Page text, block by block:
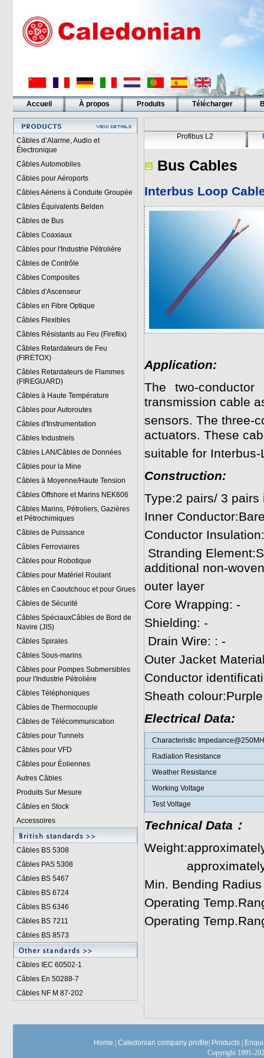
Accueil À propos Produits Télécharger
Liens
Câbles d’Alarme, Audio et
Électronique
Câbles Automobiles
Câbles pour Aéroports
Câbles Aériens à Conduite Groupée
Câbles Équivalents Belden
Câbles de Bus
Câbles Coaxiaux
Câbles pour l'Industrie Pétrolière
Câbles de Contrôle
Câbles Composites
Câbles d'Ascenseur
Câbles en Fibre Optique
Câbles Flexibles
Câbles Résistants au Feu (Fireflix)
Câbles Retardateurs de Feu
(FIRETOX)
Câbles Retardateurs de Flammes
(FIREGUARD)
Câbles à Haute Température
Câbles pour Autoroutes
Câbles d'Instrumentation
Câbles Industriels
Câbles LAN/Câbles de Données
Câbles pour la Mine
Câbles à Moyenne/Haute Tension
Câbles Offshore et Marins NEK606
Câbles Marins, Pétroliers, Gazières
et Pétrochimiques
Câbles de Puissance
Câbles Ferroviaires
Câbles pour Robotique
Câbles pour Matériel Roulant
Câbles en Caoutchouc et pour Grues
Câbles de Sécurité
Câbles SpéciauxCâbles de Bord de
Navire (JIS)
Câbles Spirales
Câbles Sous-marins
Câbles pour Pompes Submersibles
pour l'Industrie Pétrolière
Câbles Téléphoniques
Câbles de Thermocouple
Câbles de Télécommunication
Câbles pour Tunnels
Câbles pour VFD
Câbles pour Éoliennes
Autres Câbles
Produits Sur Mesure
Câbles en Stock
Accessoires
Câbles BS 5308
Câbles PAS 5308
Câbles BS 5467
Câbles BS 6724
Câbles BS 6346
Câbles BS 7211
Câbles BS 8573
Câbles IEC 60502-1
Câbles En 50288-7
Câbles NF M 87-202
Profibus L2
Bus Cables
Interbus Loop
Application:
The two-
transmission cable
sensors. The three-
actuators. These
suitable for Interbus-
Construction:
Type:2 pairs/ 3
Inner
Conductor
Stranding
additional non-
outer layer
Core Wrapping: -
Shielding: -
Drain Wire: : -
Outer Jacket
Conductor
Sheath colour:Purple
Electrical Data:
Characteristic
Radiation Resistance
Weather Resistance
Working Voltage
Test Voltage
Technical Data：
approximately
Min. Bending
Operating
Operating
Home Caledonian company profile Products
Copyright 1991-